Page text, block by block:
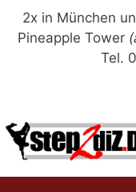
Zum
Inhalt
2x in München
Pineapple Tower
Tel.